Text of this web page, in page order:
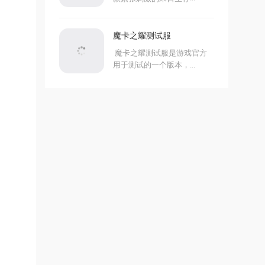
魔卡之耀测试服
魔卡之耀测试服是游戏官方
用于测试的一个版本，...